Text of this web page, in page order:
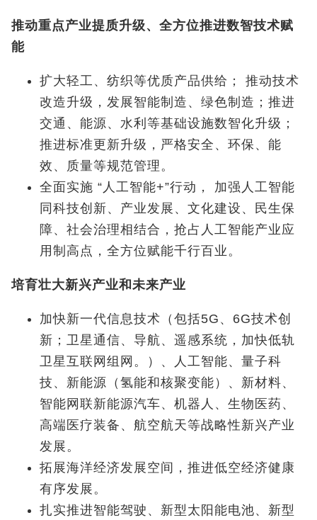
推动重点产业提质升级、全方位推进数智技术赋
能
扩大轻工、纺织等优质产品供给； 推动技术
改造升级，发展智能制造、绿色制造；推进
交通、能源、水利等基础设施数智化升级；
推进标准更新升级，严格安全、环保、能
效、质量等规范管理。
全面实施 “人工智能+”行动， 加强人工智能
同科技创新、产业发展、文化建设、民生保
障、社会治理相结合，抢占人工智能产业应
用制高点，全方位赋能千行百业。
培育壮大新兴产业和未来产业
加快新一代信息技术（包括5G、6G技术创
新；卫星通信、导航、遥感系统，加快低轨
卫星互联网组网。）、人工智能、量子科
技、新能源（氢能和核聚变能）、新材料、
智能网联新能源汽车、机器人、生物医药、
高端医疗装备、航空航天等战略性新兴产业
发展。
拓展海洋经济发展空间，推进低空经济健康
有序发展。
扎实推进智能驾驶、新型太阳能电池、新型